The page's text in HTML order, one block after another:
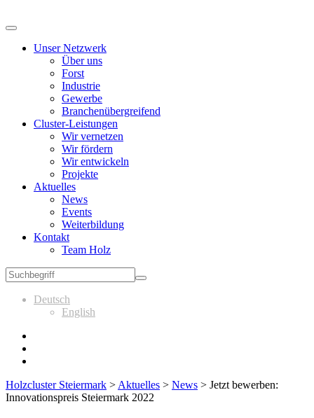
Unser Netzwerk
Über uns
Forst
Industrie
Gewerbe
Branchenübergreifend
Cluster-Leistungen
Wir vernetzen
Wir fördern
Wir entwickeln
Projekte
Aktuelles
News
Events
Weiterbildung
Kontakt
Team Holz
Deutsch
English
Holzcluster Steiermark > Aktuelles > News > Jetzt bewerben:
Innovationspreis Steiermark 2022